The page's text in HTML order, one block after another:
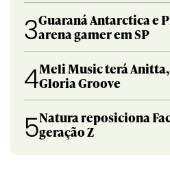
3Guaraná Antarctica e
arena gamer em SP
4Meli Music terá
Gloria Groove
5Natura reposiciona
geração Z